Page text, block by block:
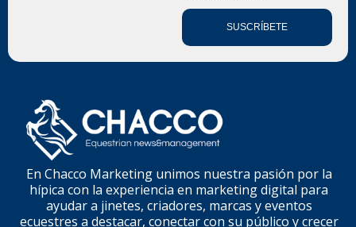
SUSCRÍBETE
En Chacco Marketing unimos nuestra pasión por la
hípica con la experiencia en marketing digital para
ayudar a jinetes, criadores, marcas y eventos
ecuestres a destacar, conectar con su público y crecer